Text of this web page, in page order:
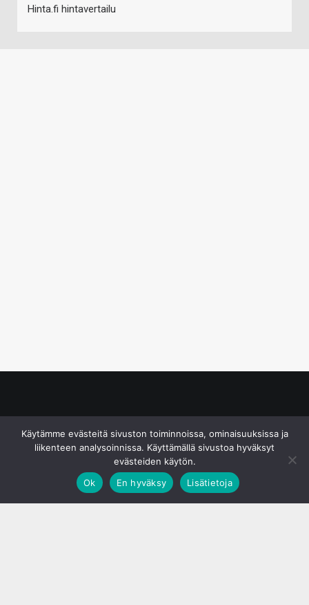
Hinta.fi hintavertailu
Käytämme evästeitä sivuston toiminnoissa, ominaisuuksissa ja
liikenteen analysoinnissa. Käyttämällä sivustoa hyväksyt
evästeiden käytön.
Ok
En hyväksy Lisätietoja